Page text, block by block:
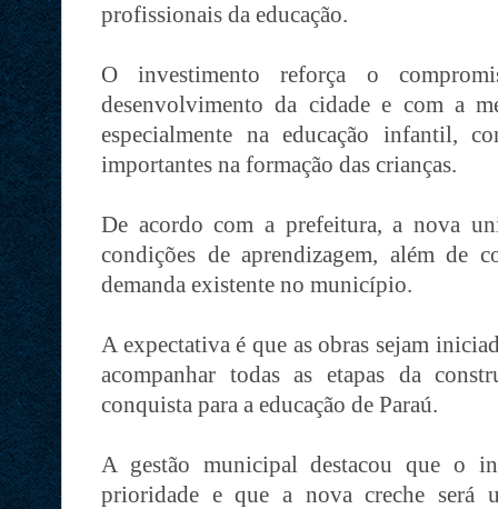
profissionais da educação.
O investimento reforça o
desenvolvimento da cidade e com a
especialmente na educação infantil,
importantes na formação das crianças.
De acordo com a prefeitura, a nova
condições de aprendizagem, além de
demanda existente no município.
A expectativa é que as obras sejam
acompanhar todas as etapas da
conquista para a educação de Paraú.
A gestão municipal destacou que o
prioridade e que a nova creche será